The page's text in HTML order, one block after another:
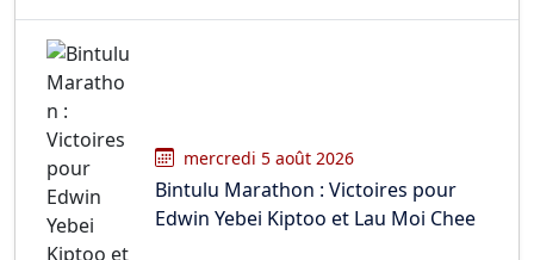
mercredi 5 août 2026
Bintulu Marathon : Victoires pour
Edwin Yebei Kiptoo et Lau Moi Chee